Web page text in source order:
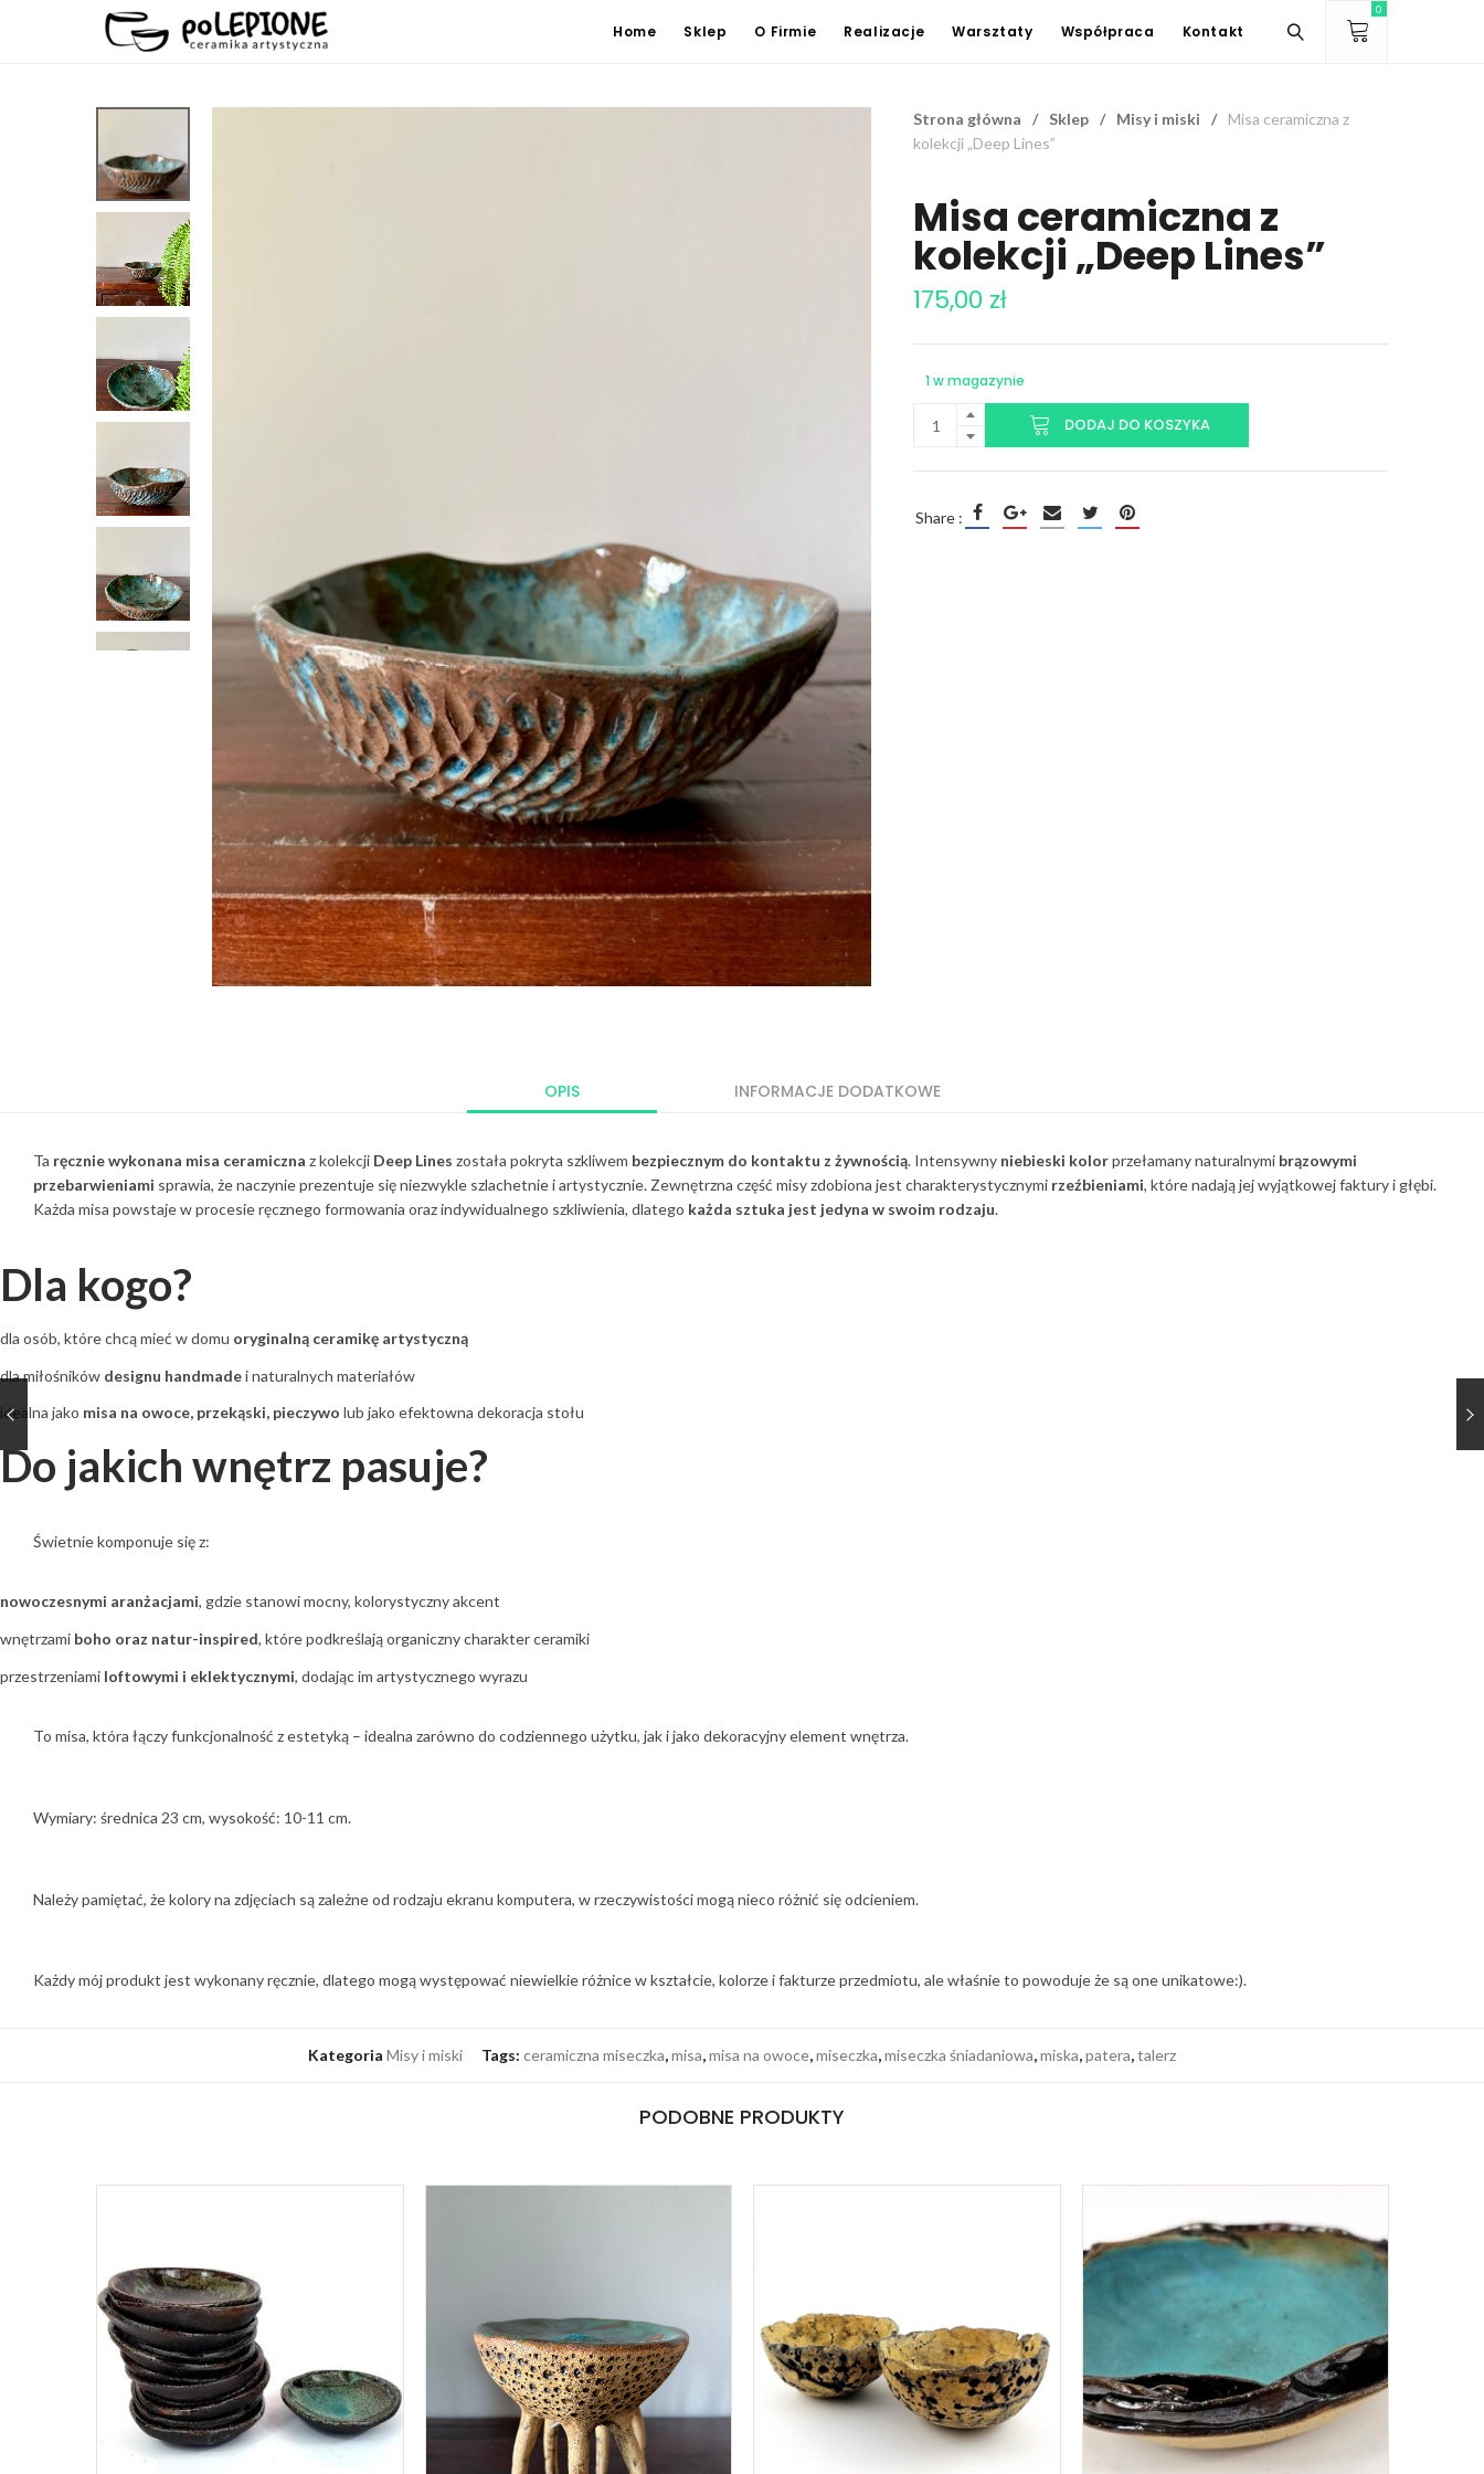
0
Home Sklep O Firmie Realizacje Warsztaty Współpraca Kontakt
Strona główna / Sklep / Misy i miski /
Misa ceramiczna z
kolekcji „Deep Lines”
Misa ceramiczna z
kolekcji „Deep Lines”
175,00 zł
1 w magazynie
DODAJ DO KOSZYKA
Share :
OPIS INFORMACJE DODATKOWE
Ta ręcznie wykonana misa ceramiczna z kolekcji Deep Lines została pokryta szkliwem bezpiecznym do kontaktu z żywnością. Intensywny niebieski kolorprzełamany naturalnymi brązowymi
przebarwieniami sprawia, że naczynie prezentuje się niezwykle szlachetnie i artystycznie. Zewnętrzna część misy zdobiona jest charakterystycznymi rzeźbieniami, które nadają jej wyjątkowej faktury i głębi.
Każda misa powstaje w procesie ręcznego formowania oraz indywidualnego szkliwienia, dlatego każda sztuka jest jedyna w swoim rodzaju.
Dla kogo?
dla osób, które chcą mieć w domu oryginalną ceramikę artystyczną
dla miłośników designu handmadei naturalnych materiałów
idealna jako misa na owoce, przekąski, pieczywo lub jako efektowna dekoracja stołu
Do jakich wnętrz pasuje?
Świetnie komponuje się z:
nowoczesnymi aranżacjami, gdzie stanowi mocny, kolorystyczny akcent
wnętrzami boho oraz natur-inspired, które podkreślają organiczny charakter ceramiki
przestrzeniami loftowymi i eklektycznymi, dodając im artystycznego wyrazu
To misa, która łączy funkcjonalność z estetyką – idealna zarówno do codziennego użytku, jak i jako dekoracyjny element wnętrza.
Wymiary: średnica 23 cm, wysokość: 10-11 cm.
Należy pamiętać, że kolory na zdjęciach są zależne od rodzaju ekranu komputera, w rzeczywistości mogą nieco różnić się odcieniem.
Każdy mój produkt jest wykonany ręcznie, dlatego mogą występować niewielkie różnice w kształcie, kolorze i fakturze przedmiotu, ale właśnie to powoduje że są one unikatowe:).
Kategoria Misy i miski Tags: ceramiczna miseczka,misa,misa na owoce,miseczka,miseczka śniadaniowa,miska,patera,talerz
PODOBNE PRODUKTY